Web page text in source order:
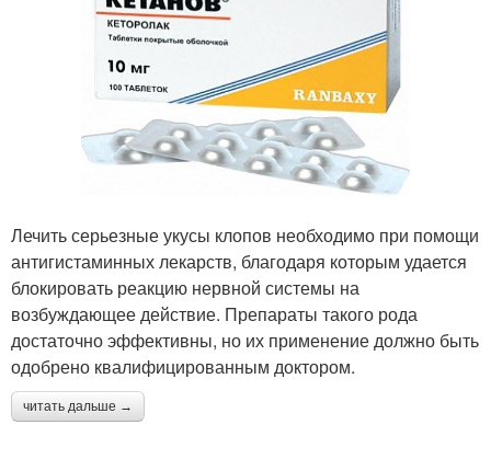
Лечить серьезные укусы клопов необходимо при помощи
антигистаминных лекарств, благодаря которым удается
блокировать реакцию нервной системы на
возбуждающее действие. Препараты такого рода
достаточно эффективны, но их применение должно быть
одобрено квалифицированным доктором.
читать дальше →